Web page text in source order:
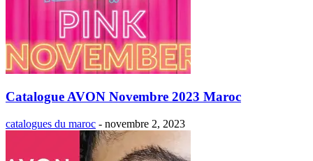
Catalogue AVON Novembre 2023 Maroc
catalogues du maroc - novembre 2, 2023